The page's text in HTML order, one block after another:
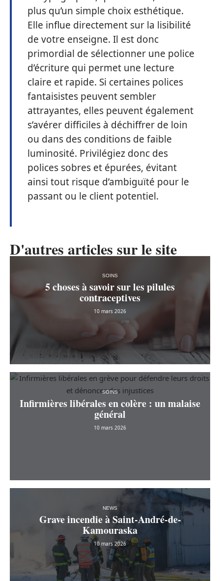
plus qu’un simple choix esthétique.
Elle influe directement sur la lisibilité
de votre enseigne. Il est donc
primordial de sélectionner une police
d’écriture qui permet une lecture
claire et rapide. Si certaines polices
fantaisistes peuvent sembler
attrayantes, elles peuvent également
s’avérer difficiles à déchiffrer de loin
ou dans des conditions de faible
luminosité. Privilégiez donc des
polices sobres et épurées, évitant
ainsi tout risque d’ambiguïté pour le
passant ou le client potentiel.
D'autres articles sur le site
SOINS
5 choses à savoir sur les pilules
contraceptives
10 mars 2026
SOINS
Infirmières libérales en colère : un malaise
général
10 mars 2026
NEWS
Grave incendie à Saint-André-de-
Kamouraska
10 mars 2026